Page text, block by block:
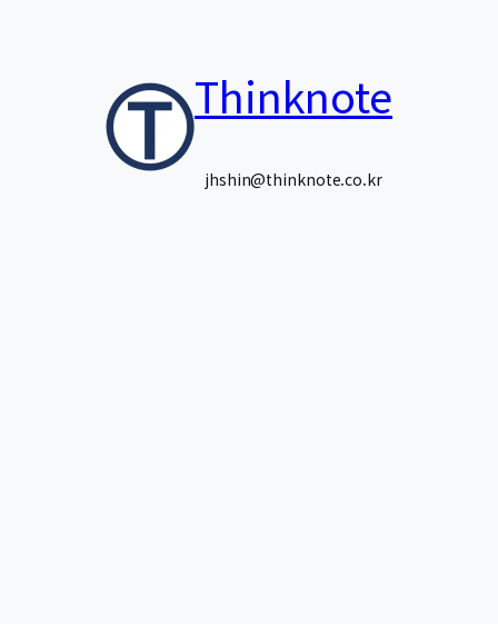
텐
츠
로
Thinknote
jhshin@thinknote.co.kr